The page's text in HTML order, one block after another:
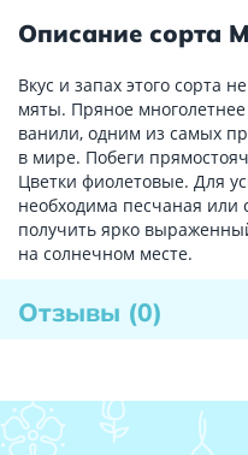
Описание сорта
Вкус и запах этого сорта
мяты. Пряное
ванили, одним из самых
в мире. Побеги
Цветки фиолетовые. Для
необходима песчаная или
получить ярко
на солнечном месте.
Отзывы (0)